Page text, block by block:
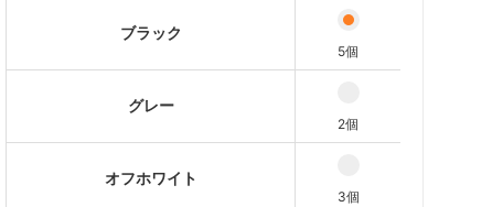
ブラック
5個
グレー
2個
オフホワイト
3個